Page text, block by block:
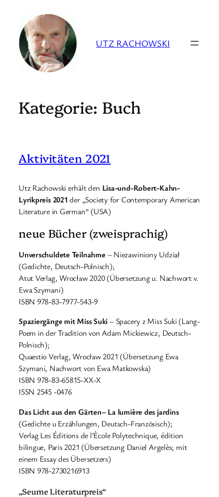
Inhalt
springen
UTZ RACHOWSKI
Kategorie: Buch
Aktivitäten 2021
Utz Rachowski erhält den Lisa-und-Robert-Kahn-
Lyrikpreis 2021der „Society for Contemporary American
Literature in German“ (USA)
neue Bücher (zweisprachig)
Unverschuldete Teilnahme – Niezawiniony Udział
(Gedichte, Deutsch-Polnisch);
Atut Verlag, Wrocław 2020 (Übersetzung u. Nachwort v.
Ewa Szymani)
ISBN 978-83-7977-543-9
Spaziergänge mit Miss Suki– Spacery z Miss Suki (Lang-
Poem in der Tradition von Adam Mickiewicz, Deutsch-
Polnisch);
Quaestio Verlag, Wrocław 2021 (Übersetzung Ewa
Szymani, Nachwort von Ewa Matkowska)
ISBN 978-83-65815-XX-X
ISSN 2545 -0476
Das Licht aus den Gärten– La lumière des jardins
(Gedichte u Erzählungen, Deutsch-Französisch);
Verlag Les Éditions de l’Ècole Polytechnique, édition
bilingue, Paris 2021 (Übersetzung Daniel Argelès; mit
einem Essay des Übersetzers)
ISBN 978-2730216913
„Seume Literaturpreis“